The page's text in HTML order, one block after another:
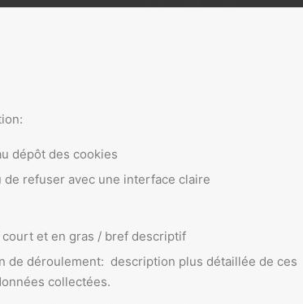
dépôt des cookies
de refuser avec une interface claire
et en gras / bref descriptif
de déroulement: description plus détaillée de ces
collectées.